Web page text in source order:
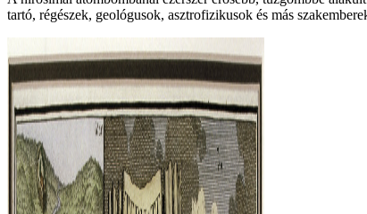
tartó, régészek, geológusok, asztrofizikusok és más